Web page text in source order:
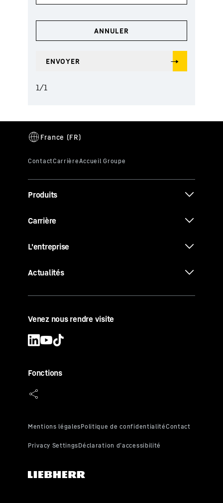
1/1
Produits
Carrière
L'entreprise
Actualités
Venez nous rendre visite
Fonctions